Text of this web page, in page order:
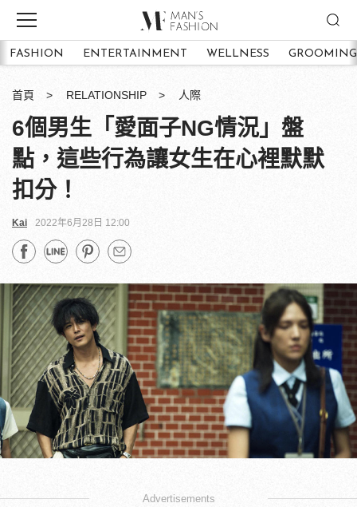
FASHION ENTERTAINMENT WELLNESS GROOMING
首頁 RELATIONSHIP 人際
6個男生「愛面子NG情況」盤
點，這些行為讓女生在心裡默默
扣分！
Kai 2022年6月28日 12:00
Advertisements